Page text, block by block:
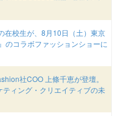
在校生が、8月10日（土）東京
のコラボファッションショーに
社COO 上條千恵が登壇。
ィング・クリエイティブの未